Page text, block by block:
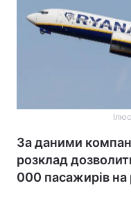
За даними
розклад
000 пасажирів на